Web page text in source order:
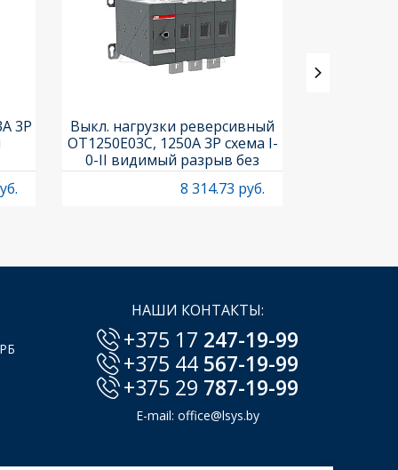
3P
Выкл. нагрузки реверсивный
OT1250E03C, 1250A 3P схема I-
0-II видимый разрыв без
рукоятки
8 314.73 руб.
НАШИ КОНТАКТЫ:
+375 17 247-19-99
+375 44 567-19-99
+375 29 787-19-99
E-mail: office@lsys.by